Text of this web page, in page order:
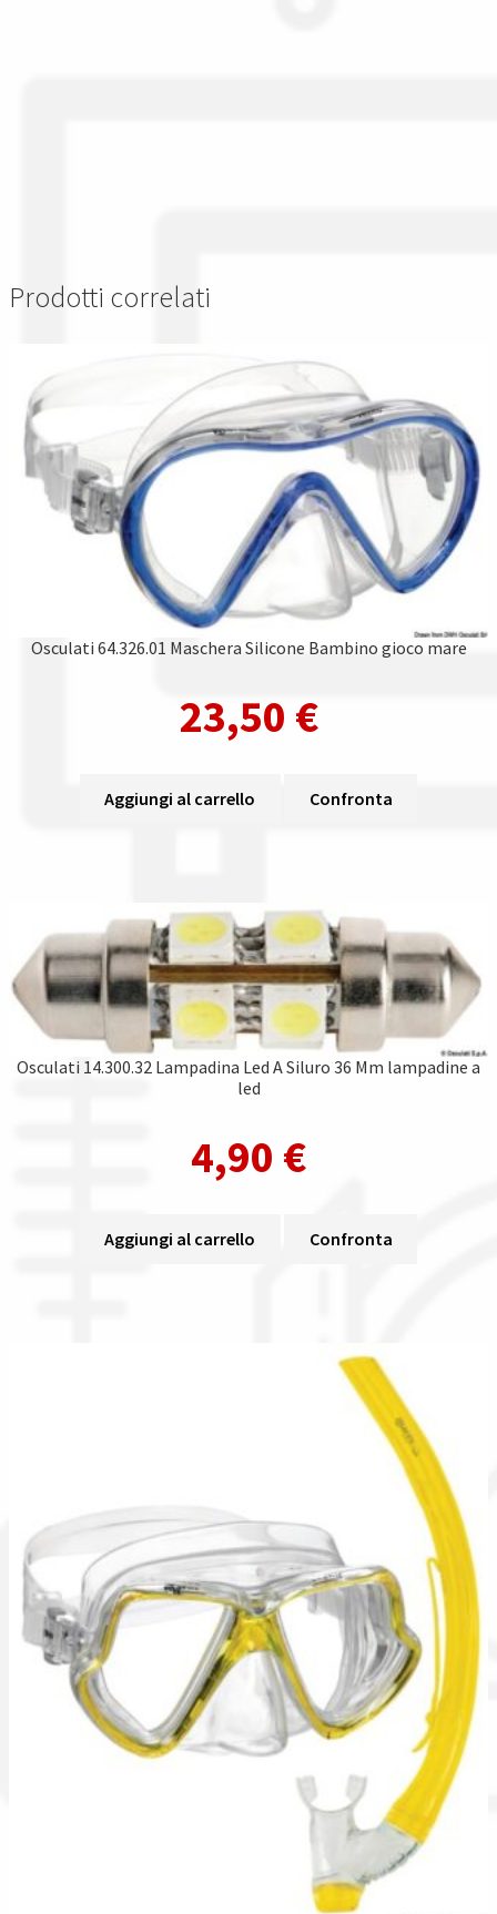
Prodotti correlati
Osculati 64.326.01 Maschera Silicone Bambino gioco mare
23,50 €
Aggiungi al carrello Confronta
Osculati 14.300.32 Lampadina Led A Siluro 36 Mm lampadine a
led
4,90 €
Aggiungi al carrello Confronta